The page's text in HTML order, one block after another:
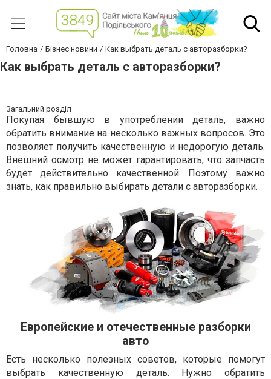
Головна Бізнес новини Как выбрать деталь с авторазборки?
Как выбрать деталь с авторазборки?
Загальний розділ
Покупая бывшую в употреблении деталь, важно
обратить внимание на несколько важных вопросов. Это
позволяет получить качественную и недорогую деталь.
Внешний осмотр не может гарантировать, что запчасть
будет действительно качественной. Поэтому важно
знать, как правильно выбирать детали с авторазборки.
Европейские и отечественные разборки
авто
Есть несколько полезных советов, которые помогут
выбрать качественную деталь. Нужно обратить